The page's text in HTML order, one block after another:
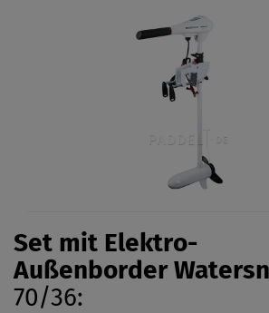
Set mit Elektro-
Außenborder
70/36: